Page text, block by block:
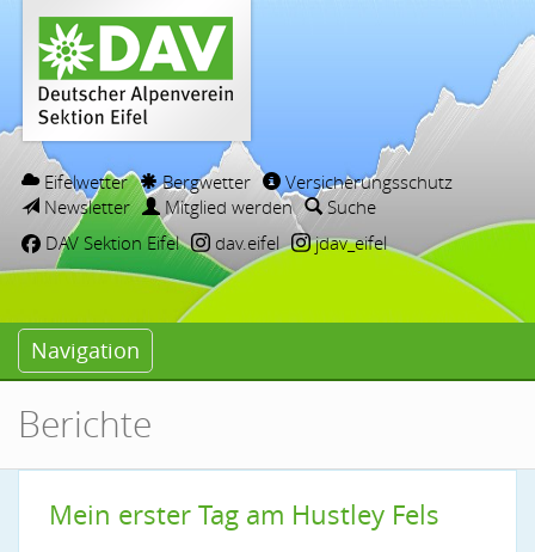
Eifelwetter Bergwetter
Versicherungsschutz
Newsletter
Mitglied werden
Suche
DAV Sektion Eifel
dav.eifel jdav_eifel
Navigation
Berichte
Mein erster Tag am Hustley Fels